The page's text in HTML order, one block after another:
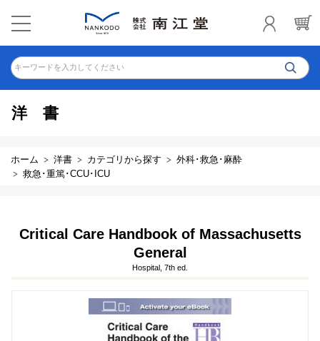
キーワードを入力してください
洋書
ホーム 洋書 カテゴリから探す
外科･救急･麻酔
救急･重篤･CCU･ICU
Critical Care Handbook of Massachusetts
General
Hospital, 7th ed.